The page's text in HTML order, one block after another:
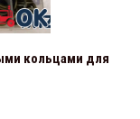
кольцами для